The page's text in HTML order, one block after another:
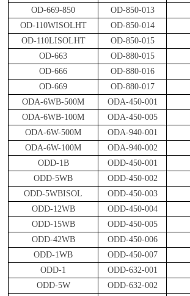
OD-669-850
OD-850-013
OD-110WISOLHT
OD-850-014
OD-110LISOLHT
OD-850-015
OD-663
OD-880-015
OD-666
OD-880-016
OD-669
OD-880-017
ODA-6WB-500M
ODA-450-001
ODA-6WB-100M
ODA-450-005
ODA-6W-500M
ODA-940-001
ODA-6W-100M
ODA-940-002
ODD-1B
ODD-450-001
ODD-5WB
ODD-450-002
ODD-5WBISOL
ODD-450-003
ODD-12WB
ODD-450-004
ODD-15WB
ODD-450-005
ODD-42WB
ODD-450-006
ODD-1WB
ODD-450-007
ODD-1
ODD-632-001
ODD-5W
ODD-632-002